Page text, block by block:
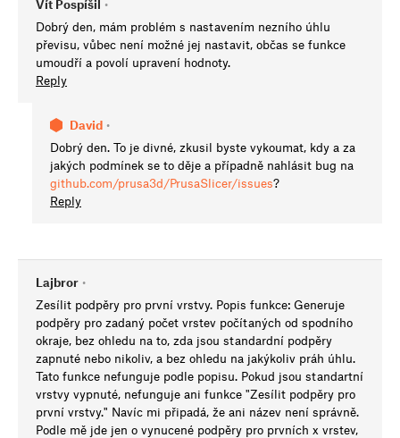
Vít Pospíšil •
Dobrý den, mám problém s nastavením nezního úhlu
převisu, vůbec není možné jej nastavit, občas se funkce
umoudří a povolí upravení hodnoty.
Reply
David •
Dobrý den. To je divné, zkusil byste vykoumat, kdy a za
jakých podmínek se to děje a případně nahlásit bug na
github.com/prusa3d/PrusaSlicer/issues?
Reply
Lajbror •
Zesílit podpěry pro první vrstvy. Popis funkce: Generuje
podpěry pro zadaný počet vrstev počítaných od spodního
okraje, bez ohledu na to, zda jsou standardní podpěry
zapnuté nebo nikoliv, a bez ohledu na jakýkoliv práh úhlu.
Tato funkce nefunguje podle popisu. Pokud jsou standartní
vrstvy vypnuté, nefunguje ani funkce "Zesílit podpěry pro
první vrstvy." Navíc mi připadá, že ani název není správně.
Podle mě jde jen o vynucené podpěry pro prvních x vrstev,